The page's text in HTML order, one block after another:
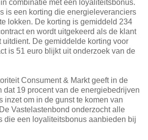
combinatie met een loyaliteitsbonus.
is een korting die energieleveranciers
lokken. De korting is gemiddeld 234
en wordt uitgekeerd als de klant
uitdient. De gemiddelde korting voor
is 51 euro blijkt uit onderzoek van de
Consument & Markt geeft in de
dat 19 procent van de energiebedrijven
inzet om in de gunst te komen van
Vastelastenbond onderzocht alle
die een loyaliteitsbonus aanbieden bij